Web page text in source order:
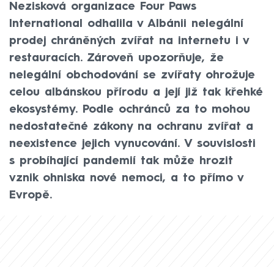
Nezisková organizace Four Paws
International odhalila v Albánii nelegální
prodej chráněných zvířat na internetu i v
restauracích. Zároveň upozorňuje, že
nelegální obchodování se zvířaty ohrožuje
celou albánskou přírodu a její již tak křehké
ekosystémy. Podle ochránců za to mohou
nedostatečné zákony na ochranu zvířat a
neexistence jejich vynucování. V souvislosti
s probíhající pandemií tak může hrozit
vznik ohniska nové nemoci, a to přímo v
Evropě.